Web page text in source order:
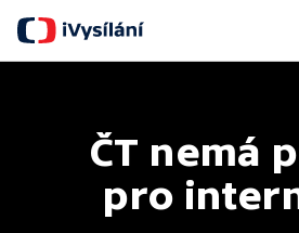
ČT nemá
pro